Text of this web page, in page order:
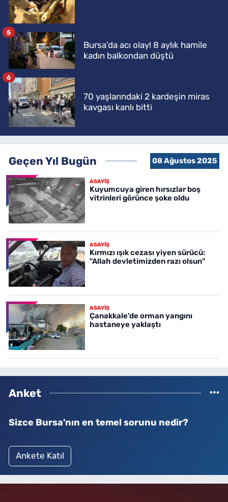
Bursa'da acı olay! 8 aylık hamile
kadın balkondan düştü
5
70 yaşlarındaki 2 kardeşin miras
kavgası kanlı bitti
6
Geçen Yıl Bugün 08 Ağustos 2025
ASAYİŞ
Kuyumcuya giren hırsızlar boş
vitrinleri görünce şoke oldu
ASAYİŞ
Kırmızı ışık cezası yiyen sürücü:
"Allah devletimizden razı olsun"
ASAYİŞ
Çanakkale’de orman yangını
hastaneye yaklaştı
Anket
Sizce Bursa'nın en temel sorunu nedir?
Ankete Katıl